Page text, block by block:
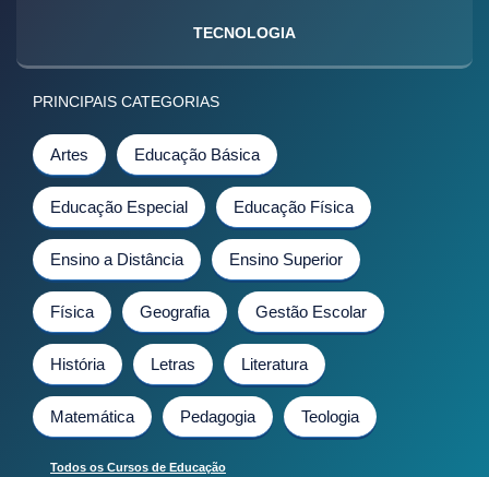
TECNOLOGIA
PRINCIPAIS CATEGORIAS
Artes Educação Básica
Educação Especial Educação Física
Ensino a Distância Ensino Superior
Física Geografia Gestão Escolar
História Letras Literatura
Matemática Pedagogia Teologia
Todos os Cursos de Educação